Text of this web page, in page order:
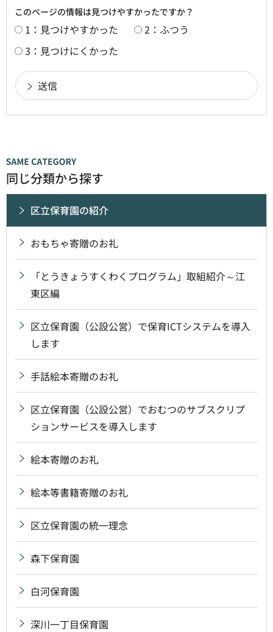
このページの情報は見つけやすかったですか？
1：見つけやすかった
2：ふつう
3：見つけにくかった
同じ分類から探す
区立保育園の紹介
おもちゃ寄贈のお礼
「とうきょうすくわくプログラム」取組紹介～江
東区編
区立保育園（公設公営）で保育ICTシステムを導入
します
手話絵本寄贈のお礼
区立保育園（公設公営）でおむつのサブスクリプ
ションサービスを導入します
絵本寄贈のお礼
絵本等書籍寄贈のお礼
区立保育園の統一理念
森下保育園
白河保育園
深川一丁目保育園